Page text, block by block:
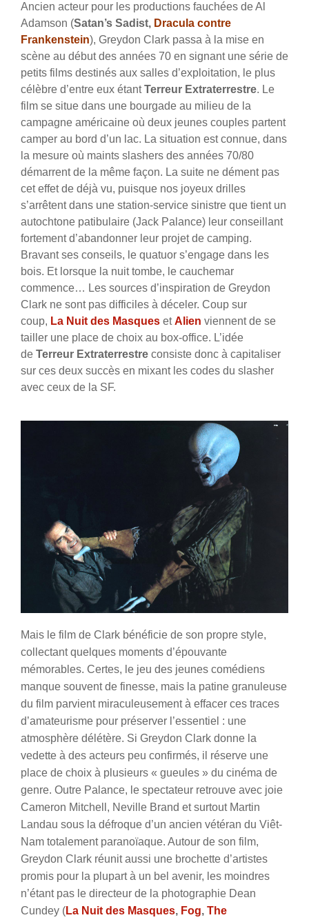
Ancien acteur pour les productions fauchées de Al
Adamson (Satan’s Sadist, Dracula contre
Frankenstein), Greydon Clark passa à la mise en
scène au début des années 70 en signant une série de
petits films destinés aux salles d’exploitation, le plus
célèbre d’entre eux étantTerreur Extraterrestre. Le
film se situe dans une bourgade au milieu de la
campagne américaine où deux jeunes couples partent
camper au bord d’un lac. La situation est connue, dans
la mesure où maints slashers des années 70/80
démarrent de la même façon. La suite ne dément pas
cet effet de déjà vu, puisque nos joyeux drilles
s’arrêtent dans une station-service sinistre que tient un
autochtone patibulaire (Jack Palance) leur conseillant
fortement d’abandonner leur projet de camping.
Bravant ses conseils, le quatuor s’engage dans les
bois. Et lorsque la nuit tombe, le cauchemar
commence… Les sources d’inspiration de Greydon
Clark ne sont pas difficiles à déceler. Coup sur
coup, La Nuit des Masques etAlien viennent de se
tailler une place de choix au box-office. L’idée
de Terreur Extraterrestre consiste donc à capitaliser
sur ces deux succès en mixant les codes du slasher
avec ceux de la SF.
Mais le film de Clark bénéficie de son propre style,
collectant quelques moments d’épouvante
mémorables. Certes, le jeu des jeunes comédiens
manque souvent de finesse, mais la patine granuleuse
du film parvient miraculeusement à effacer ces traces
d’amateurisme pour préserver l’essentiel : une
atmosphère délétère. Si Greydon Clark donne la
vedette à des acteurs peu confirmés, il réserve une
place de choix à plusieurs « gueules » du cinéma de
genre. Outre Palance, le spectateur retrouve avec joie
Cameron Mitchell, Neville Brand et surtout Martin
Landau sous la défroque d’un ancien vétéran du Viêt-
Nam totalement paranoïaque. Autour de son film,
Greydon Clark réunit aussi une brochette d’artistes
promis pour la plupart à un bel avenir, les moindres
n’étant pas le directeur de la photographie Dean
Cundey (La Nuit des Masques, Fog, The